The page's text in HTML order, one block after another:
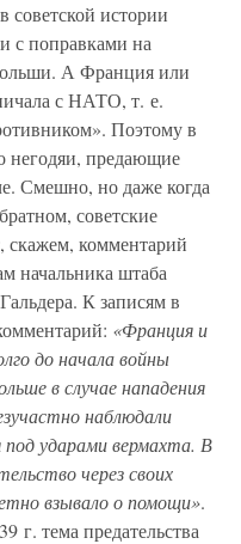
советской истории
с поправками на
А Франция или
с НАТО, т. е.
Поэтому в
негодяи, предающие
Смешно, но даже когда
советские
скажем, комментарий
начальника штаба
К записям в
«Франция и
до начала войны
в случае нападения
наблюдали
под ударами вермахта. В
через своих
взывало о помощи».
г. тема предательства